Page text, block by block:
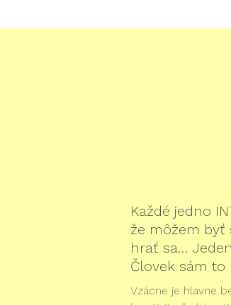
Každé jedno
že môžem byť
hrať sa…
Človek sám
Vzácne je hlavne